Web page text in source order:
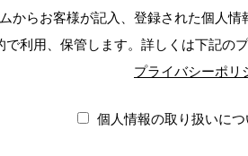
からお客様が記入、登録された個人情
利用、保管します。詳しくは下記の
プライバシーポリ
個人情報の取り扱いに